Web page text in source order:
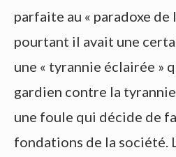
parfaite au « paradoxe de
pourtant il avait une
une « tyrannie éclairée »
gardien contre la
une foule qui décide de
fondations de la société.